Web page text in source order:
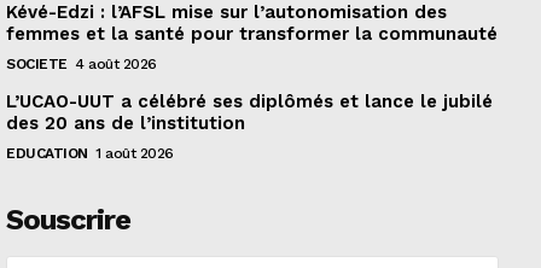
Kévé-Edzi : l’AFSL mise sur l’autonomisation des
femmes et la santé pour transformer la communauté
SOCIETE 4 août 2026
L’UCAO-UUT a célébré ses diplômés et lance le jubilé
des 20 ans de l’institution
EDUCATION 1 août 2026
Souscrire